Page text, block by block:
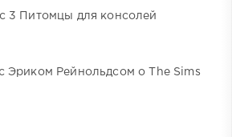
3 Питомцы для консолей
Эриком Рейнольдсом о The Sims